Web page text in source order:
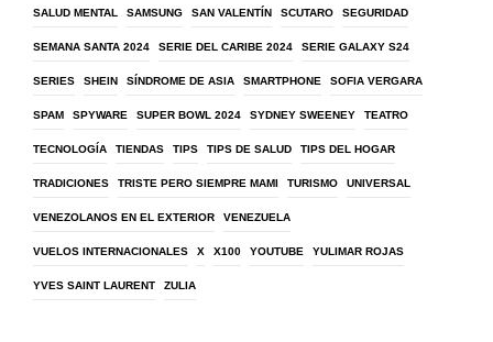
SALUD MENTAL SAMSUNG SAN VALENTÍN SCUTARO SEGURIDAD
SEMANA SANTA 2024 SERIE DEL CARIBE 2024 SERIE GALAXY S24
SERIES SHEIN SÍNDROME DE ASIA SMARTPHONE SOFIA VERGARA
SPAM SPYWARE SUPER BOWL 2024 SYDNEY SWEENEY TEATRO
TECNOLOGÍA TIENDAS TIPS TIPS DE SALUD TIPS DEL HOGAR
TRADICIONES TRISTE PERO SIEMPRE MAMI TURISMO UNIVERSAL
VENEZOLANOS EN EL EXTERIOR VENEZUELA
VUELOS INTERNACIONALES X X100 YOUTUBE YULIMAR ROJAS
YVES SAINT LAURENT ZULIA